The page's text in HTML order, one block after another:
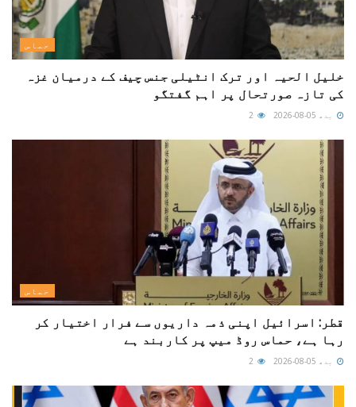
حماس
خلیل الحیہ اور ترک انٹیلی جنس چیف کے درمیان غزہ
کی تازہ صورتحال پر اہم گفتگو
بدھ 05-08-2026
حماس
قطر: اسرائیل اپنی ذمہ داریوں سے فرار اختیار کر
رہا ہے، حماس روڈ میپ پر کاربند ہے
بدھ 05-08-2026